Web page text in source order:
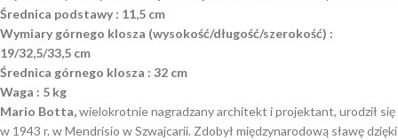
Średnica podstawy : 11,5 cm
Wymiary górnego klosza (wysokość/długość/szerokość) :
19/32,5/33,5 cm
Średnica górnego klosza : 32 cm
Waga : 5 kg
Mario Botta,wielokrotnie nagradzany architekt i projektant, urodził się
w 1943 r. w Mendrisio w Szwajcarii. Zdobył międzynarodową sławę dzięki